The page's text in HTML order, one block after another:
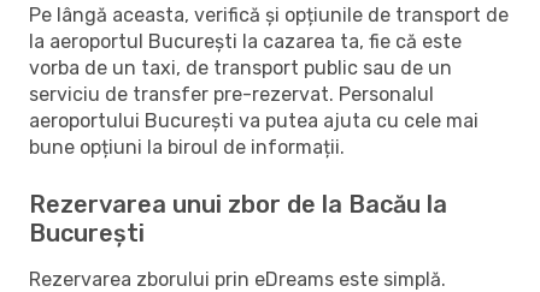
Pe lângă aceasta, verifică și opțiunile de transport de
la aeroportul București la cazarea ta, fie că este
vorba de un taxi, de transport public sau de un
serviciu de transfer pre-rezervat. Personalul
aeroportului București va putea ajuta cu cele mai
bune opțiuni la biroul de informații.
Rezervarea unui zbor de la Bacău la
București
Rezervarea zborului prin eDreams este simplă.